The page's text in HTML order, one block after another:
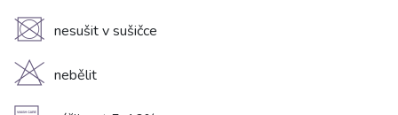
U nesušit v sušičce
H nebělit